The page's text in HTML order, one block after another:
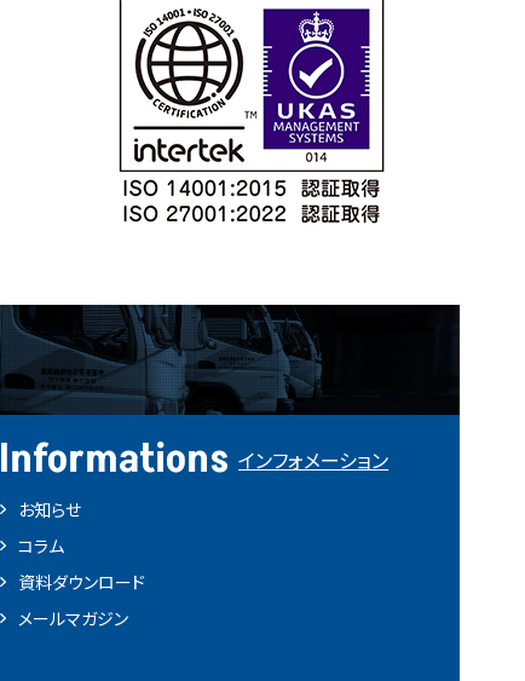
Informations インフォメーション
お知らせ
コラム
資料ダウンロード
メールマガジン